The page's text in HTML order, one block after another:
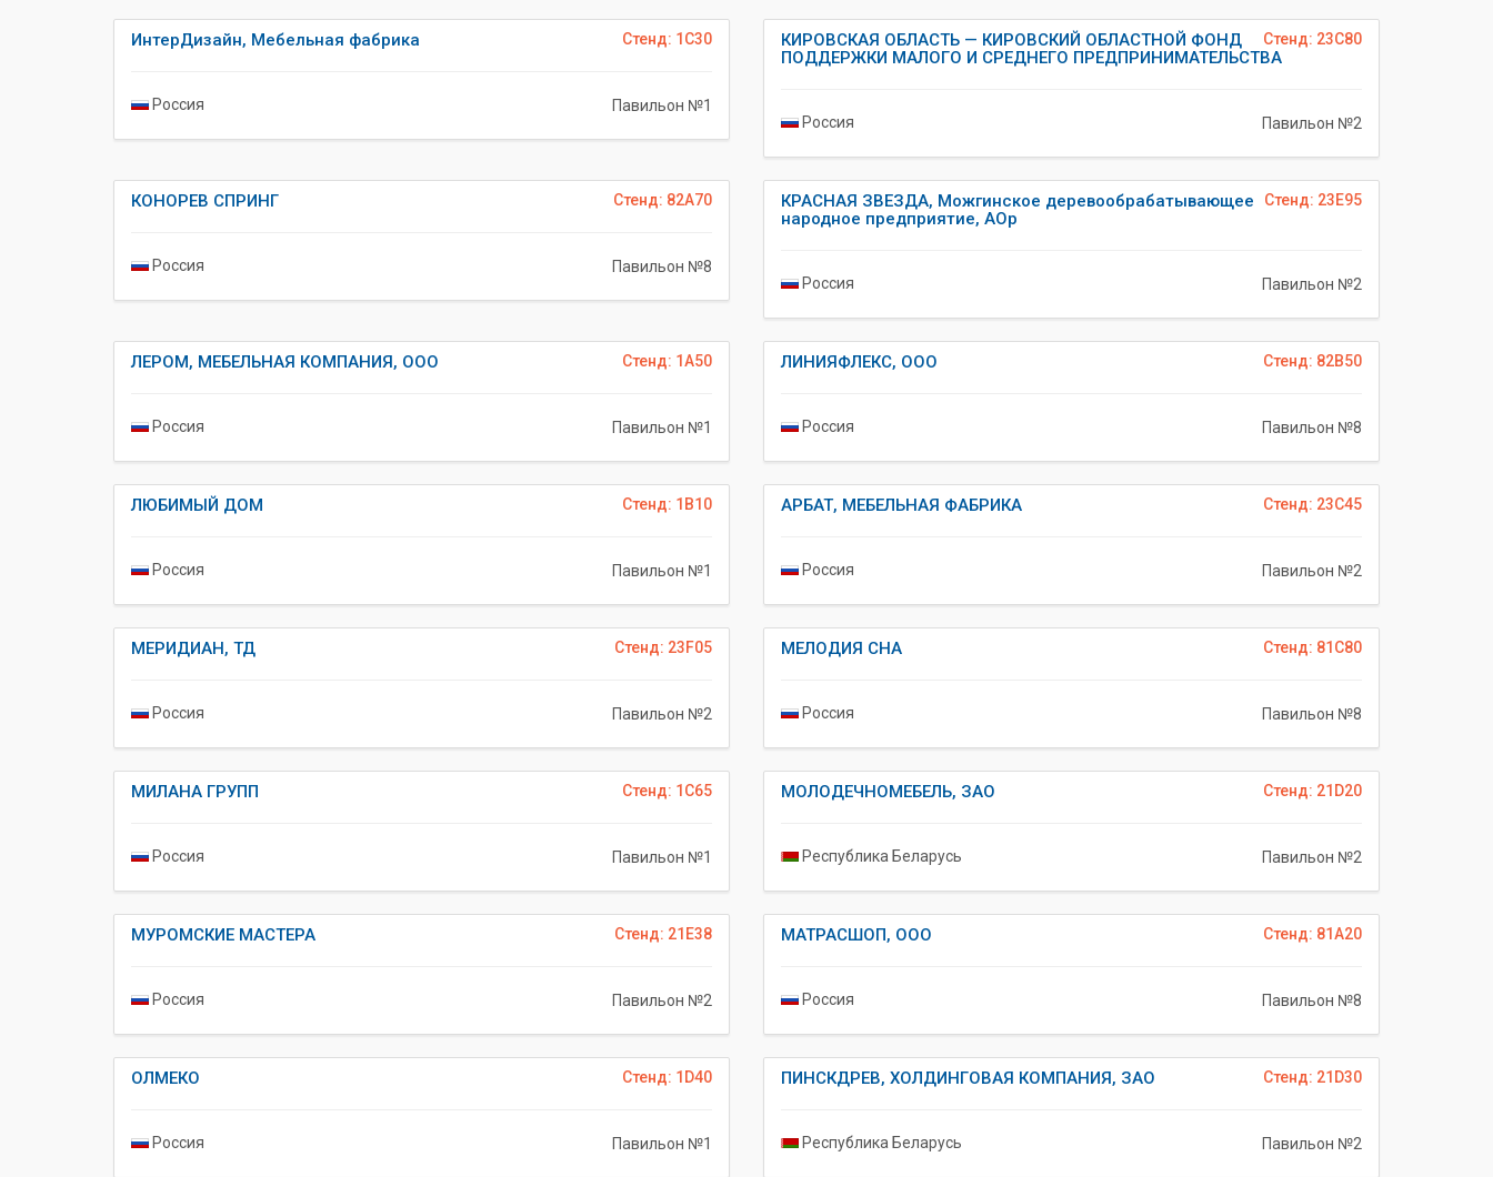
Стенд: 1C30
ИнтерДизайн, Мебельная фабрика
Россия Павильон №1
Стенд: 23C80
КИРОВСКАЯ ОБЛАСТЬ — КИРОВСКИЙ ОБЛАСТНОЙ ФОНД
ПОДДЕРЖКИ МАЛОГО И СРЕДНЕГО ПРЕДПРИНИМАТЕЛЬСТВА
Россия Павильон №2
Стенд: 82A70
КОНОРЕВ СПРИНГ
Россия Павильон №8
Стенд: 23E95
КРАСНАЯ ЗВЕЗДА, Можгинское деревообрабатывающее
народное предприятие, АОр
Россия Павильон №2
Стенд: 1A50
ЛЕРОМ, МЕБЕЛЬНАЯ КОМПАНИЯ, ООО
Россия Павильон №1
Стенд: 82B50
ЛИНИЯФЛЕКС, ООО
Россия Павильон №8
Стенд: 1B10
ЛЮБИМЫЙ ДОМ
Россия Павильон №1
Стенд: 23C45
АРБАТ, МЕБЕЛЬНАЯ ФАБРИКА
Россия Павильон №2
Стенд: 23F05
МЕРИДИАН, ТД
Россия Павильон №2
Стенд: 81C80
МЕЛОДИЯ СНА
Россия Павильон №8
Стенд: 1C65
МИЛАНА ГРУПП
Россия Павильон №1
Стенд: 21D20
МОЛОДЕЧНОМЕБЕЛЬ, ЗАО
Республика Беларусь Павильон №2
Стенд: 21E38
МУРОМСКИЕ МАСТЕРА
Россия Павильон №2
Стенд: 81A20
МАТРАСШОП, ООО
Россия Павильон №8
Стенд: 1D40
ОЛМЕКО
Россия Павильон №1
Стенд: 21D30
ПИНСКДРЕВ, ХОЛДИНГОВАЯ КОМПАНИЯ, ЗАО
Республика Беларусь Павильон №2